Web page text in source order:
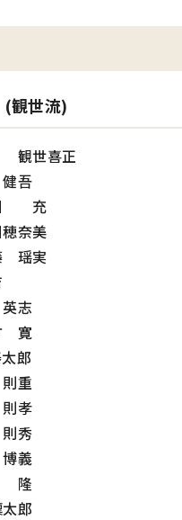
観世流)
観世喜正
吾
川 充
奈美
志
寛
郎
重
孝
秀
義
隆
郎